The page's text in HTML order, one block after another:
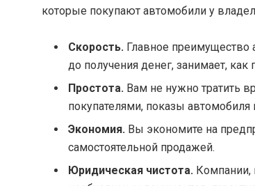
которые покупают автомобили у
Скорость. Главное преимущество
до получения денег, занимает, как
Простота. Вам не нужно тратить
покупателями, показы автомобиля
Экономия. Вы экономите на
самостоятельной продажей.
Юридическая чистота. Компании,